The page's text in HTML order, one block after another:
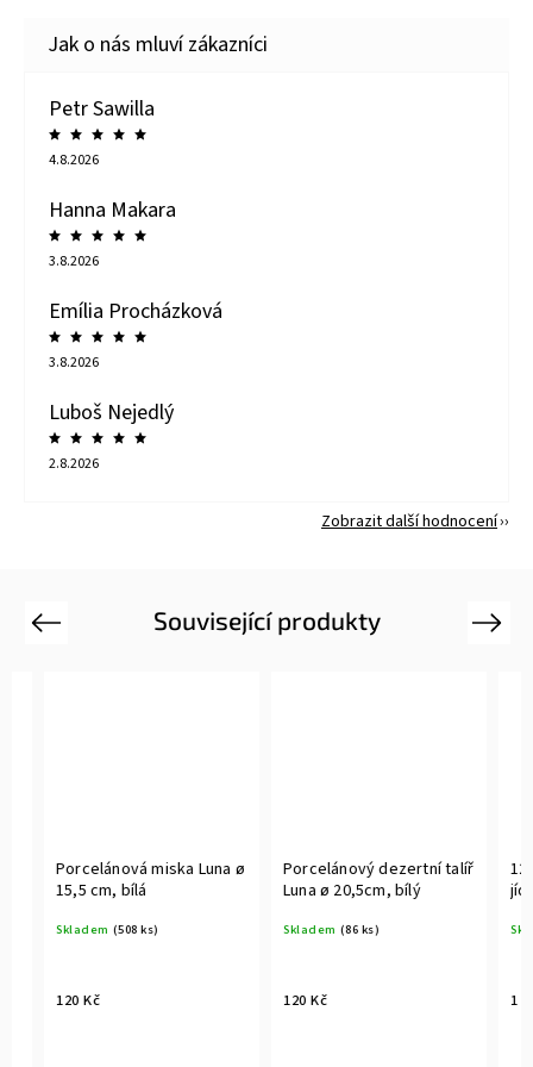
Petr Sawilla
4.8.2026
Hanna Makara
3.8.2026
Emília Procházková
3.8.2026
Luboš Nejedlý
2.8.2026
Zobrazit další hodnocení
Související produkty
Previous
Porcelánová miska Luna ø
15,5 cm, bílá
Skladem (508 ks)
120 Kč
Porcelánový dezertní talíř
Luna ø 20,5cm, bílý
Skladem (86 ks)
120 Kč 1 690
Next